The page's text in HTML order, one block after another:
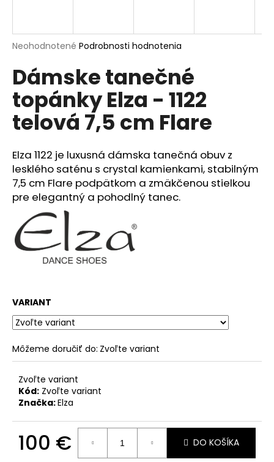
Priemerné
produktu
je
0,0
z
5
hviezdičiek.
Neohodnotené Podrobnosti hodnotenia
Dámske tanečné
topánky Elza - 1122
telová 7,5 cm Flare
Elza 1122 je luxusná dámska tanečná obuv z
lesklého saténu s crystal kamienkami, stabilným
7,5 cm Flare podpätkom a zmäkčenou stielkou
pre elegantný a pohodlný tanec.
VARIANT
Môžeme doručiť do: Zvoľte variant
Zvoľte variant
Kód: Zvoľte variant
Značka:Elza
100 € DO KOŠÍKA
j
s
?
O
d
p
o
r
m
e